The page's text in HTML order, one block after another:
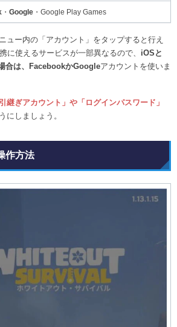
・ Google ・Google Play Games
ュー内の「アカウント」をタップすると行え
に使えるサービスが一部異なるので、 iOSと
合は、FacebookかGoogleアカウントを使いま
引継ぎアカウント」や「ログインパスワード」
にしましょう。
作方法